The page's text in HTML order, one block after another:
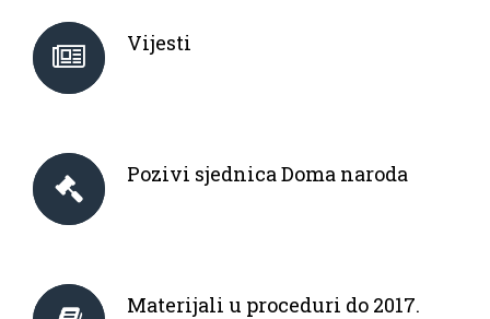
Vijesti
Pozivi sjednica Doma naroda
Materijali u proceduri do 2017.